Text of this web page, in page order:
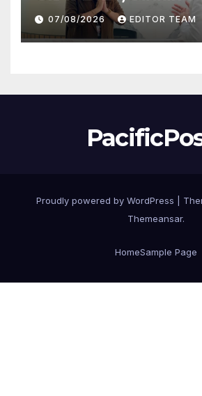
Wujudkan Mobil
Bersama BRI
07/08/2026 EDITOR TEAM
Proudly powered by WordPress
Themeansar.
HomeSample Page